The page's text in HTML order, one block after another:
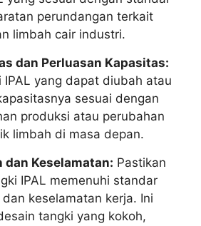
perundangan terkait
limbah cair industri.
dan Perluasan Kapasitas:
IPAL yang dapat diubah atau
sesuai dengan
produksi atau perubahan
limbah di masa depan.
dan Keselamatan: Pastikan
IPAL memenuhi standar
keselamatan kerja. Ini
tangki yang kokoh,